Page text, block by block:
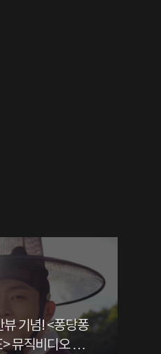
뷰 기념! <퐁당퐁
뮤직비디오 공